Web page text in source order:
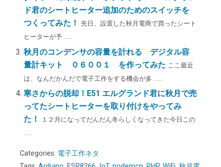
ド君のシートヒーター追加のためのスイッチを
つくってみた！
先日、設置した秋月電商で買ったシート
ヒーターが予 ......
秋月のコンデンサの容量を計れる デジタル容
量計キット ０６００１ を作ってみた ここ最近
は、なんだかんだで電子工作をする機会が多 ......
寒さからの脱却！E51 エルグランド君に秋月で売
ってたシートヒーターを取り付けをやってみ
た！
１２月になってだんだん冬らしくなってきた今日この
Categories: 電子工作ネタ